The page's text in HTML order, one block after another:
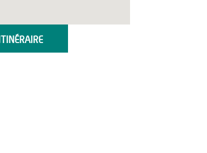
ITINÉRAIRE